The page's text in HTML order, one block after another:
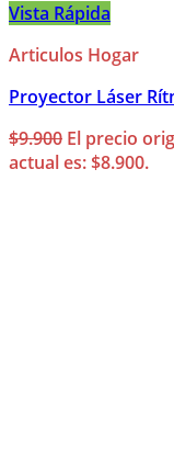
Vista Rápida
Articulos Hogar
Proyector Láser
$9.900 El precio
actual es: $8.900.